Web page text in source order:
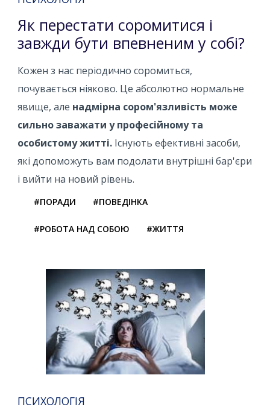
Як перестати соромитися і
завжди бути впевненим у собі?
Кожен з нас періодично соромиться,
почувається ніяково. Це абсолютно нормальне
явище, але надмірна сором'язливість може
сильно заважати у професійному та
особистому житті. Існують ефективні засоби,
які допоможуть вам подолати внутрішні бар'єри
і вийти на новий рівень.
#ПОРАДИ #ПОВЕДІНКА
#РОБОТА НАД СОБОЮ #ЖИТТЯ
ПСИХОЛОГІЯ